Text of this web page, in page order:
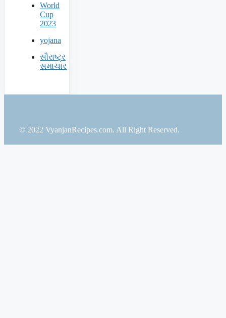
World
Cup
2023
yojana
સૌરાષ્ટ્ર
સમાચાર
© 2022 VyanjanRecipes.com. All Right Reserved.